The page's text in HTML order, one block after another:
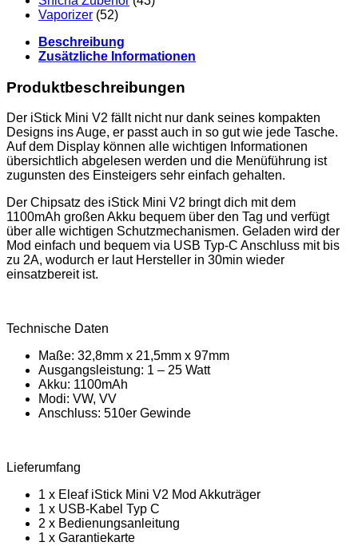
Vaporizer (52)
Beschreibung
Zusätzliche Informationen
Produktbeschreibungen
Der iStick Mini V2 fällt nicht nur dank seines kompakten
Designs ins Auge, er passt auch in so gut wie jede Tasche.
Auf dem Display können alle wichtigen Informationen
übersichtlich abgelesen werden und die Menüführung ist
zugunsten des Einsteigers sehr einfach gehalten.
Der Chipsatz des iStick Mini V2 bringt dich mit dem
1100mAh großen Akku bequem über den Tag und verfügt
über alle wichtigen Schutzmechanismen. Geladen wird der
Mod einfach und bequem via USB Typ-C Anschluss mit bis
zu 2A, wodurch er laut Hersteller in 30min wieder
einsatzbereit ist.
Technische Daten
Maße: 32,8mm x 21,5mm x 97mm
Ausgangsleistung: 1 – 25 Watt
Akku: 1100mAh
Modi: VW, VV
Anschluss: 510er Gewinde
Lieferumfang
1 x Eleaf iStick Mini V2 Mod Akkuträger
1 x USB-Kabel Typ C
2 x Bedienungsanleitung
1 x Garantiekarte